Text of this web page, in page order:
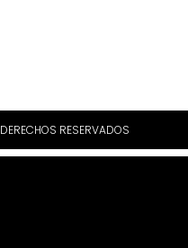
RESERVADOS